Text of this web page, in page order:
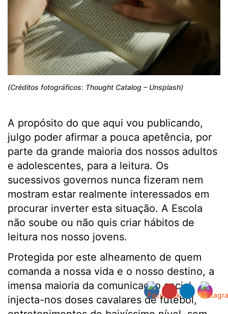
(Créditos fotográficos: Thought Catalog – Unsplash)
A propósito do que aqui vou publicando,
julgo poder afirmar a pouca apetência, por
parte da grande maioria dos nossos adultos
e adolescentes, para a leitura. Os
sucessivos governos nunca fizeram nem
mostram estar realmente interessados em
procurar inverter esta situação. A Escola
não soube ou não quis criar hábitos de
leitura nos nosso jovens.
Protegida por este alheamento de quem
comanda a nossa vida e o nosso destino, a
imensa maioria da comunicação social
injecta-nos doses cavalares de futebol,